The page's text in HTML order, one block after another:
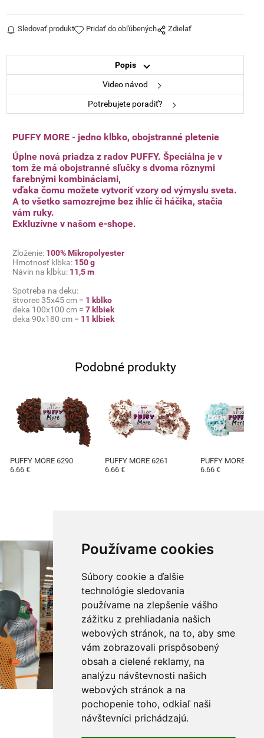
Používame cookies
Súbory cookie a ďalšie
technológie sledovania
používame na zlepšenie vášho
zážitku z prehliadania našich
webových stránok, na to, aby sme
vám zobrazovali prispôsobený
obsah a cielené reklamy, na
analýzu návštevnosti našich
webových stránok a na
pochopenie toho, odkiaľ naši
návštevníci prichádzajú.
Sledovať produkt Pridať do obľúbených Zdielať
Popis
Video návod
Potrebujete poradiť?
PUFFY MORE - jedno klbko, obojstranné pletenie
Úplne nová priadza z radov PUFFY. Špeciálna je v
tom že má obojstranné sľučky s dvoma rôznymi
farebnými kombináciami,
vďaka čomu možete vytvoriť vzory od výmyslu sveta.
A to všetko samozrejme bez ihlíc či háčika, stačia
vám ruky.
Exkluzívne v našom e-shope.
Zloženie: 100% Mikropolyester
Hmotnosť klbka: 150 g
Návin na klbku: 11,5m
Spotreba na deku:
štvorec 35x45 cm = 1 kblko
deka 100x100 cm =7 klbiek
deka 90x180 cm = 11 klbiek
Podobné produkty
PUFFY MORE 6290
6.66 €
PUFFY MORE 6261
6.66 €
PUFFY MORE 6269
6.66 €